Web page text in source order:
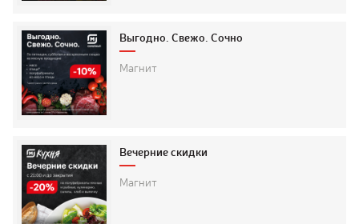
Выгодно. Свежо. Сочно
Магнит
Вечерние скидки
Магнит